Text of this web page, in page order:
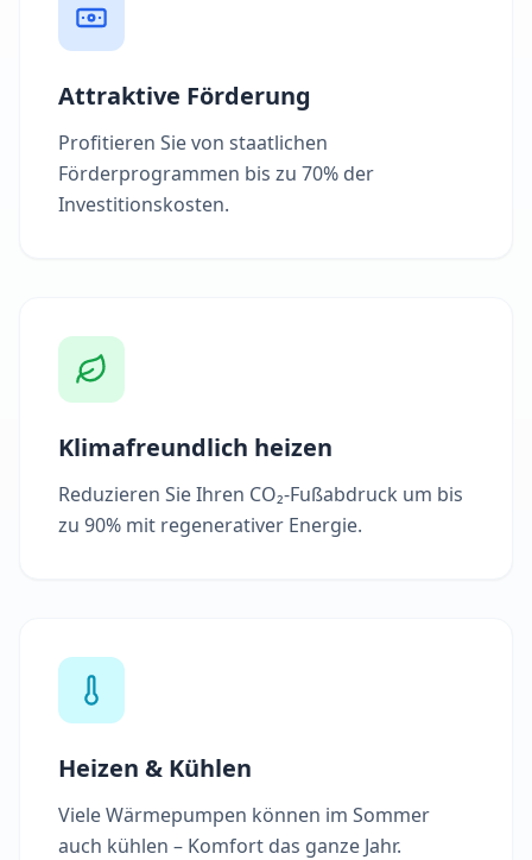
Attraktive Förderung
Profitieren Sie von staatlichen
Förderprogrammen bis zu 70% der
Investitionskosten.
Klimafreundlich heizen
Reduzieren Sie Ihren CO₂-Fußabdruck um bis
zu 90% mit regenerativer Energie.
Heizen & Kühlen
Viele Wärmepumpen können im Sommer
auch kühlen – Komfort das ganze Jahr.